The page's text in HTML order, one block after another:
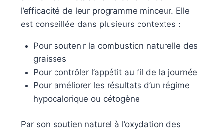
l’efficacité de leur programme minceur. Elle
est conseillée dans plusieurs contextes :
Pour soutenir la combustion naturelle des
graisses
Pour contrôler l’appétit au fil de la journée
Pour améliorer les résultats d’un régime
hypocalorique ou cétogène
Par son soutien naturel à l’oxydation des